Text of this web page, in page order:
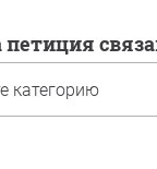
петиция